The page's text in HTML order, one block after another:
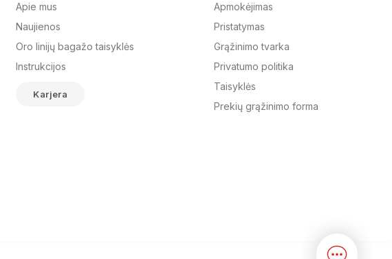
Apie mus
Naujienos
Oro linijų bagažo taisyklės
Instrukcijos
Karjera
Apmokėjimas
Pristatymas
Grąžinimo tvarka
Privatumo politika
Taisyklės
Prekių grąžinimo forma